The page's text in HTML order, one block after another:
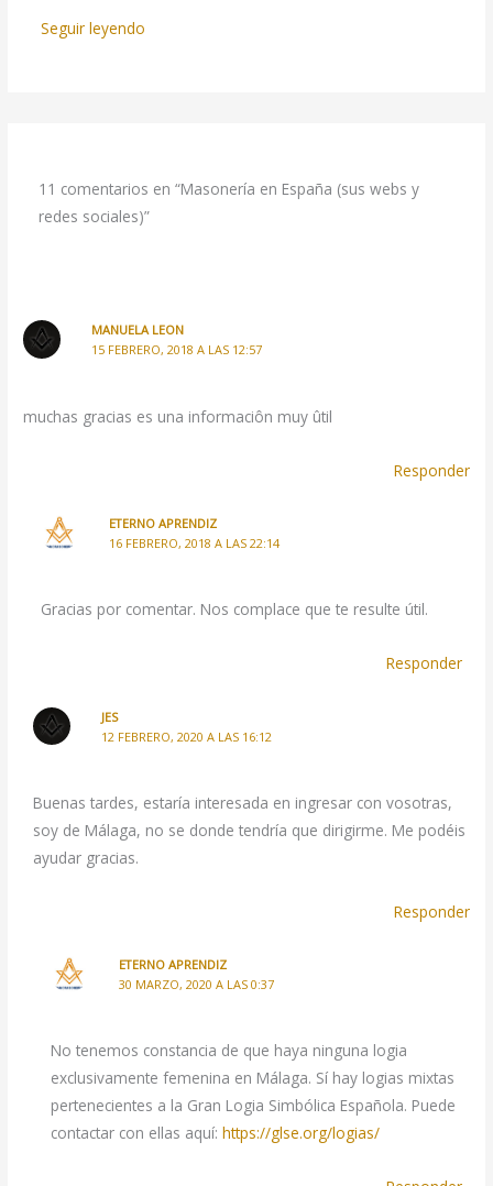
Seguir leyendo
11 comentarios en “Masonería en España (sus webs y
redes sociales)”
MANUELA LEON
15 FEBRERO, 2018 A LAS 12:57
muchas gracias es una informaciôn muy ûtil
Responder
ETERNO APRENDIZ
16 FEBRERO, 2018 A LAS 22:14
Gracias por comentar. Nos complace que te resulte útil.
Responder
JES
12 FEBRERO, 2020 A LAS 16:12
Buenas tardes, estaría interesada en ingresar con vosotras,
soy de Málaga, no se donde tendría que dirigirme. Me podéis
ayudar gracias.
Responder
ETERNO APRENDIZ
30 MARZO, 2020 A LAS 0:37
No tenemos constancia de que haya ninguna logia
exclusivamente femenina en Málaga. Sí hay logias mixtas
pertenecientes a la Gran Logia Simbólica Española. Puede
contactar con ellas aquí:https://glse.org/logias/